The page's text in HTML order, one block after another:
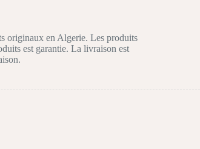
originaux en Algerie. Les produits
est garantie. La livraison est